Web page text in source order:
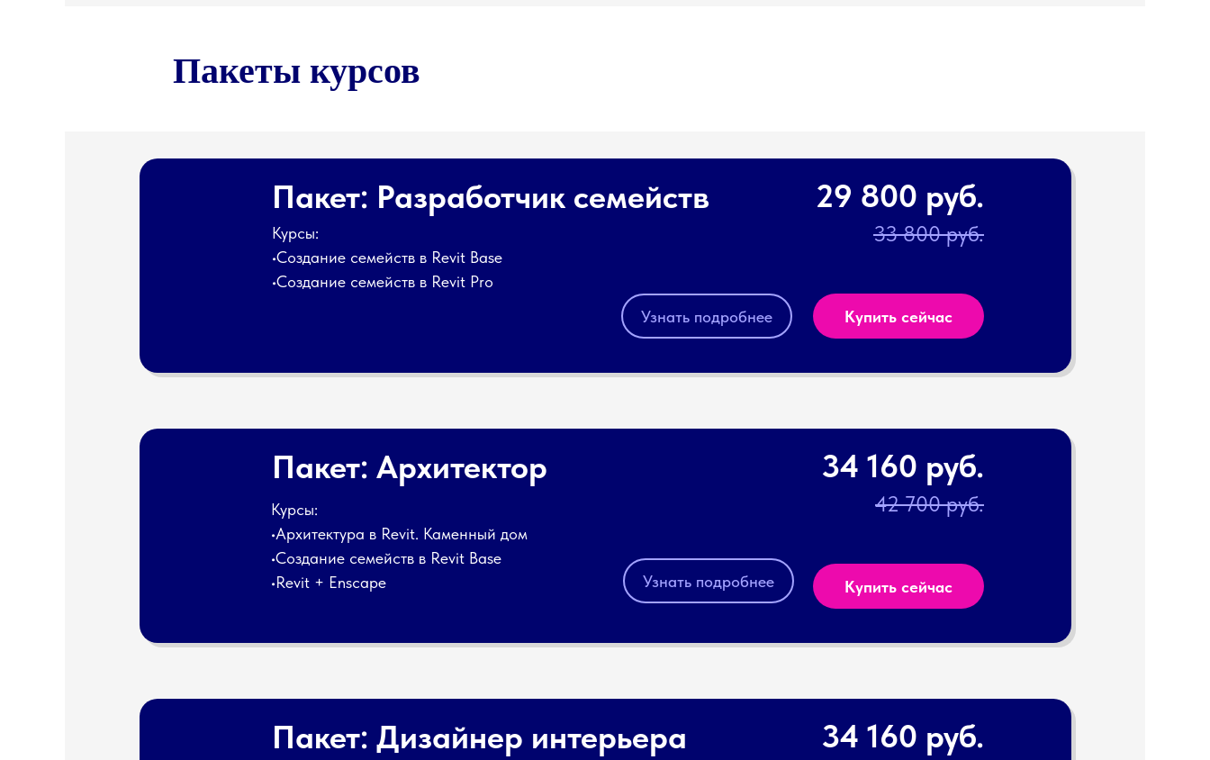
Пакеты курсов
Курсы:
•Создание семейств в Revit Base
•Создание семейств в Revit Pro
Купить сейчас
Пакет: Разработчик семейств
Узнать подробнее
29 800 руб.
33 800 руб.
Курсы:
•Архитектура в Revit. Каменный дом
•Создание семейств в Revit Base
•Revit + Enscape
Купить сейчас
Пакет: Архитектор 34 160 руб.
Узнать подробнее
42 700 руб.
Пакет: Дизайнер интерьера 34 160 руб.